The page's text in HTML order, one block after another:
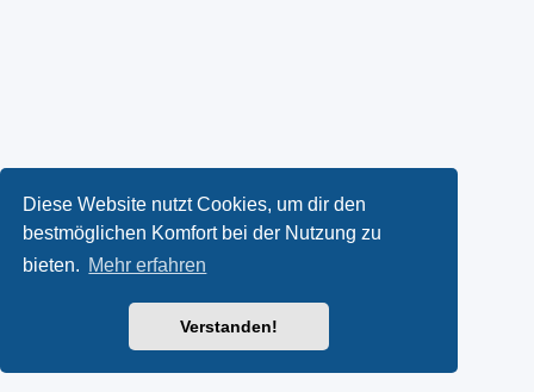
Diese Website nutzt Cookies, um dir den
bestmöglichen Komfort bei der Nutzung zu
bieten. Mehr erfahren
Verstanden!